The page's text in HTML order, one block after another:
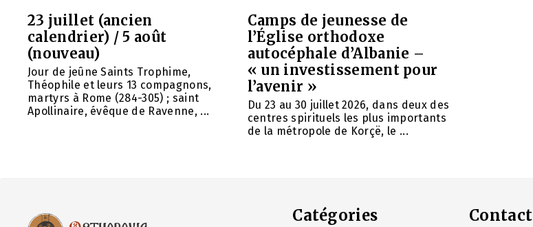
23 juillet (ancien
calendrier) / 5 août
(nouveau)
Jour de jeûne Saints Trophime,
Théophile et leurs 13 compagnons,
martyrs à Rome (284-305) ; saint
Apollinaire, évêque de Ravenne, ...
Camps de jeunesse de
l’Église orthodoxe
autocéphale d’Albanie –
« un investissement pour
l’avenir »
Du 23 au 30 juillet 2026, dans deux des
centres spirituels les plus importants
de la métropole de Korçë, le ...
Catégories Contact